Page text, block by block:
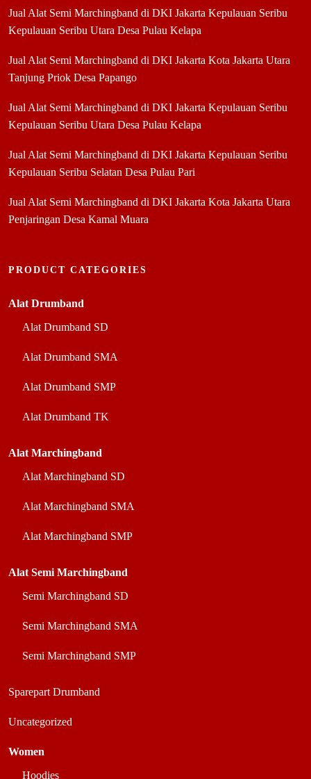
Jual Alat Semi Marchingband di DKI Jakarta Kepulauan Seribu
Kepulauan Seribu Utara Desa Pulau Kelapa
Jual Alat Semi Marchingband di DKI Jakarta Kota Jakarta Utara
Tanjung Priok Desa Papango
Jual Alat Semi Marchingband di DKI Jakarta Kepulauan Seribu
Kepulauan Seribu Utara Desa Pulau Kelapa
Jual Alat Semi Marchingband di DKI Jakarta Kepulauan Seribu
Kepulauan Seribu Selatan Desa Pulau Pari
Jual Alat Semi Marchingband di DKI Jakarta Kota Jakarta Utara
Penjaringan Desa Kamal Muara
PRODUCT CATEGORIES
Alat Drumband
Alat Drumband SD
Alat Drumband SMA
Alat Drumband SMP
Alat Drumband TK
Alat Marchingband
Alat Marchingband SD
Alat Marchingband SMA
Alat Marchingband SMP
Alat Semi Marchingband
Semi Marchingband SD
Semi Marchingband SMA
Semi Marchingband SMP
Sparepart Drumband
Uncategorized
Women
Hoodies